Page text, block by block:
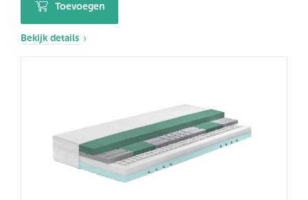
Toevoegen
Bekijk details